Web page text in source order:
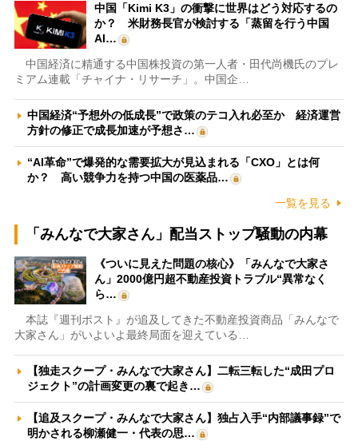
中国「Kimi K3」の衝撃に世界はどう対応するの
か？ 米財務長官が検討する「蒸留を行う中国
AI…
中国経済に精通する中国株投資の第一人者・田代尚機氏のプレ
ミアム連載「チャイナ・リサーチ」。中国企…
中国経済“予想外の低成長”で政策のテコ入れ必至か 経済運営
方針の修正で成長加速が予想さ…
“AI革命”で爆発的な需要拡大が見込まれる「CXO」とは何
か？ 高い競争力を持つ中国の医薬品…
一覧を見る
「みんなで大家さん」配当ストップ騒動の内幕
《ついに見えた問題の核心》「みんなで大家さ
ん」2000億円超不動産投資トラブル“異常なく
ら…
本誌『週刊ポスト』が追及してきた不動産投資商品「みんなで
大家さん」がいよいよ最終局面を迎えている…
【独走スクープ・みんなで大家さん】二転三転した“成田プロ
ジェクト”の計画変更の裏で起き…
【追及スクープ・みんなで大家さん】独占入手“内部議事録”で
明かされる柳瀬健一・代表の思…